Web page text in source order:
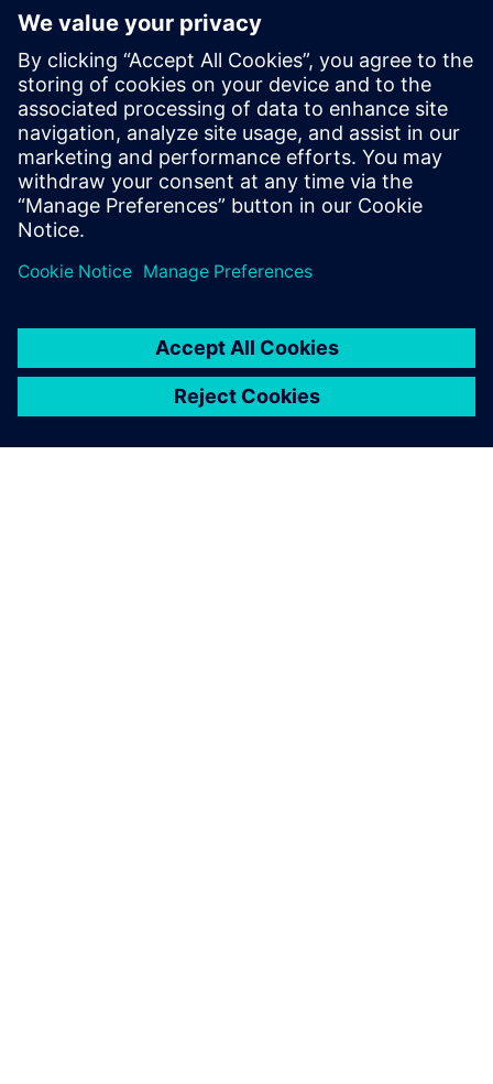
Premium
Forenkle programmeringen av komplekse deler med
NX X Manufacturing Premium, som bygger på det
avanserte produktet, med flerakset maskinering
drevet av skyteknologi.